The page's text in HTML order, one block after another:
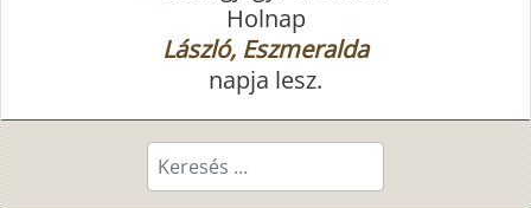
Holnap
László, Eszmeralda
napja lesz.
Keresés...